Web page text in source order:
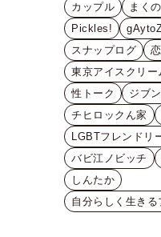
カップル
まく
Pickles!
スナップログ
東京アイスクリー
性トーク
ジブ
チヒロックん家
LGBTフレンドリ
バビ江ノビッチ
しんたか
自分らしく生きる